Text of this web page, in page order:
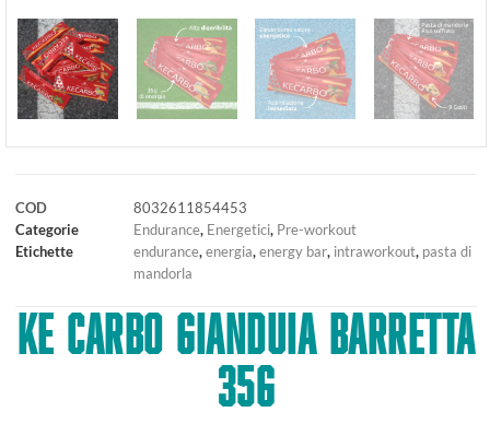
COD
8032611854453
Categorie
Endurance, Energetici, Pre-workout
Etichette
endurance,energia,energy bar, intraworkout, pasta di
mandorla
KE CARBO GIANDUIA BARRETTA
35G